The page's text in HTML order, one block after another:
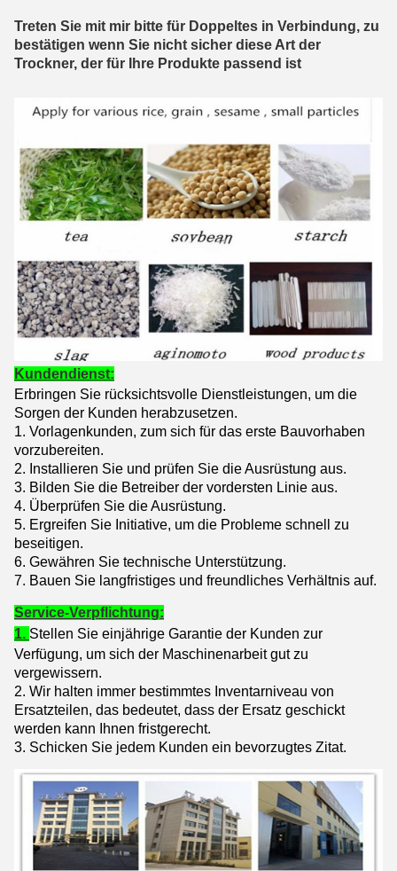
Treten Sie mit mir bitte für Doppeltes in Verbindung, zu
bestätigen wenn Sie nicht sicher diese Art der
Trockner, der für Ihre Produkte passend ist
Kundendienst:
Erbringen Sie rücksichtsvolle Dienstleistungen, um die
Sorgen der Kunden herabzusetzen.
1. Vorlagenkunden, zum sich für das erste Bauvorhaben
vorzubereiten.
2. Installieren Sie und prüfen Sie die Ausrüstung aus.
3. Bilden Sie die Betreiber der vordersten Linie aus.
4. Überprüfen Sie die Ausrüstung.
5. Ergreifen Sie Initiative, um die Probleme schnell zu
beseitigen.
6. Gewähren Sie technische Unterstützung.
7. Bauen Sie langfristiges und freundliches Verhältnis auf.
Service-Verpflichtung:
1. Stellen Sie einjährige Garantie der Kunden zur
Verfügung, um sich der Maschinenarbeit gut zu
vergewissern.
2. Wir halten immer bestimmtes Inventarniveau von
Ersatzteilen, das bedeutet, dass der Ersatz geschickt
werden kann Ihnen fristgerecht.
3. Schicken Sie jedem Kunden ein bevorzugtes Zitat.